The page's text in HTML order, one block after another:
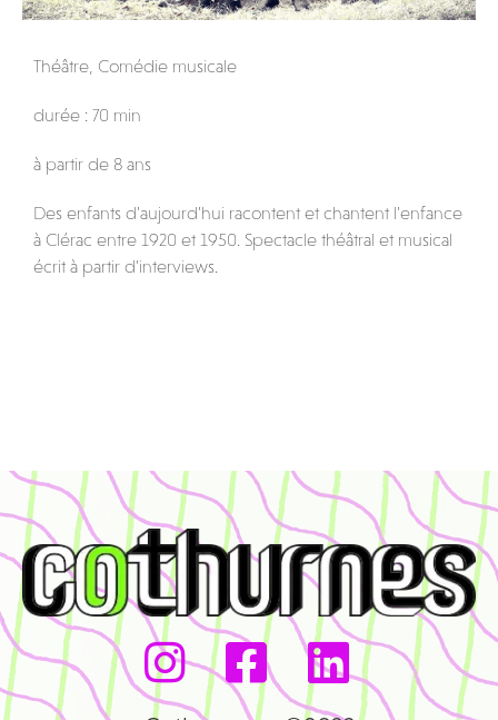
Théâtre, Comédie musicale
durée : 70 min
à partir de 8 ans
Des enfants d’aujourd’hui racontent et chantent l’enfance
à Clérac entre 1920 et 1950. Spectacle théâtral et musical
écrit à partir d’interviews.